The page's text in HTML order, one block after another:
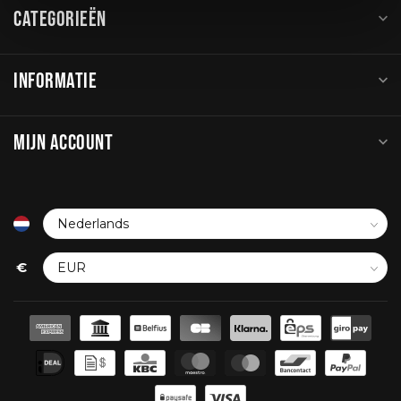
CATEGORIEËN
INFORMATIE
MIJN ACCOUNT
€